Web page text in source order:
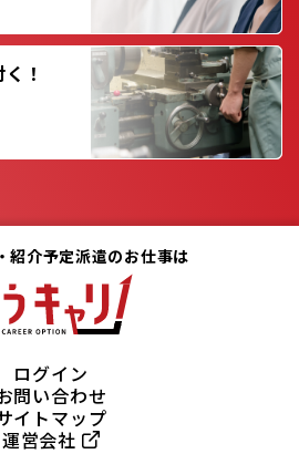
！
紹介予定派遣のお仕事は
ログイン
問い合わせ
イトマップ
運営会社